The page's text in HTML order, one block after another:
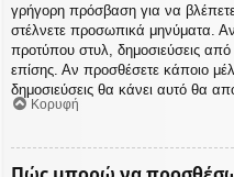
γρήγορη πρόσβαση για να
στέλνετε προσωπικά μηνύματα.
προτύπου στυλ, δημοσιεύσεις από
επίσης. Αν προσθέσετε κάποιο
δημοσιεύσεις θα κάνει αυτό θα
Κορυφή